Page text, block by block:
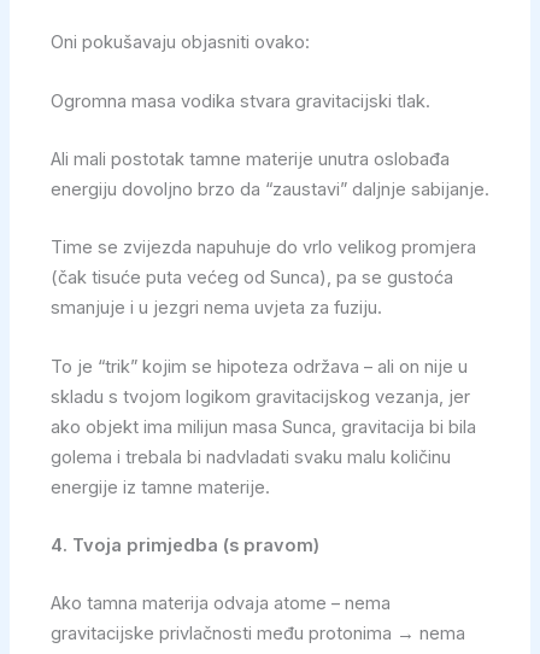
Oni pokušavaju objasniti ovako:
Ogromna masa vodika stvara gravitacijski tlak.
Ali mali postotak tamne materije unutra oslobađa
energiju dovoljno brzo da “zaustavi” daljnje sabijanje.
Time se zvijezda napuhuje do vrlo velikog promjera
(čak tisuće puta većeg od Sunca), pa se gustoća
smanjuje i u jezgri nema uvjeta za fuziju.
To je “trik” kojim se hipoteza održava – ali on nije u
skladu s tvojom logikom gravitacijskog vezanja, jer
ako objekt ima milijun masa Sunca, gravitacija bi bila
golema i trebala bi nadvladati svaku malu količinu
energije iz tamne materije.
4. Tvoja primjedba (s pravom)
Ako tamna materija odvaja atome – nema
gravitacijske privlačnosti među protonima → nema